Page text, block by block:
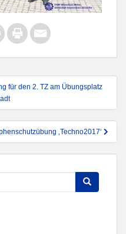
für den 2. TZ am Übungsplatz
‚Techno2017‘